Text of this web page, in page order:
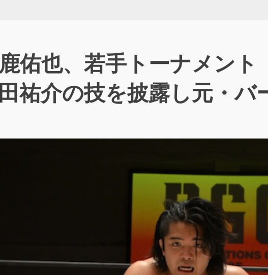
鹿佑也、若手トーナメン
祐介の技を披露し元・バ